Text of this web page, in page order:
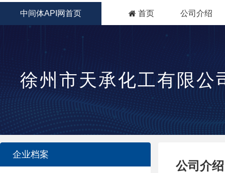
中间体API网首页  首页 公司介绍
徐州市天承化工有限公
企业档案
公司介绍